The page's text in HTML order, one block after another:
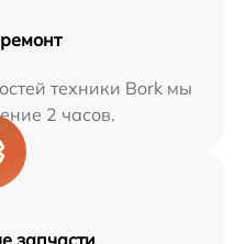
техники Bork мы
2 часов.
запчасти